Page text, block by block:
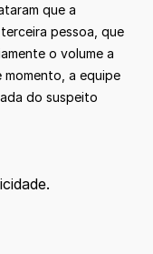
que a
pessoa, que
o volume a
a equipe
do suspeito